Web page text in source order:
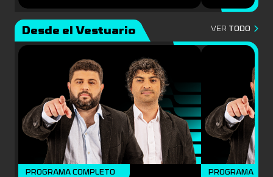
Desde el Vestuario VER TODO
PROGRAMA COMPLETO PROGRAMA